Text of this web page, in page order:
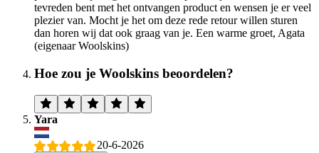
tevreden bent met het ontvangen product en wensen je er veel
plezier van. Mocht je het om deze rede retour willen sturen
dan horen wij dat ook graag van je. Een warme groet, Agata
(eigenaar Woolskins)
Hoe zou je Woolskins beoordelen?
Yara
20-6-2026